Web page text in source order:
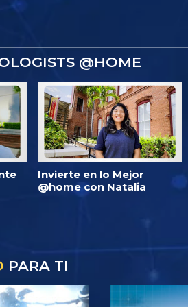
@HOME
Invierte en lo Mejor
@home con Natalia
PARA TI